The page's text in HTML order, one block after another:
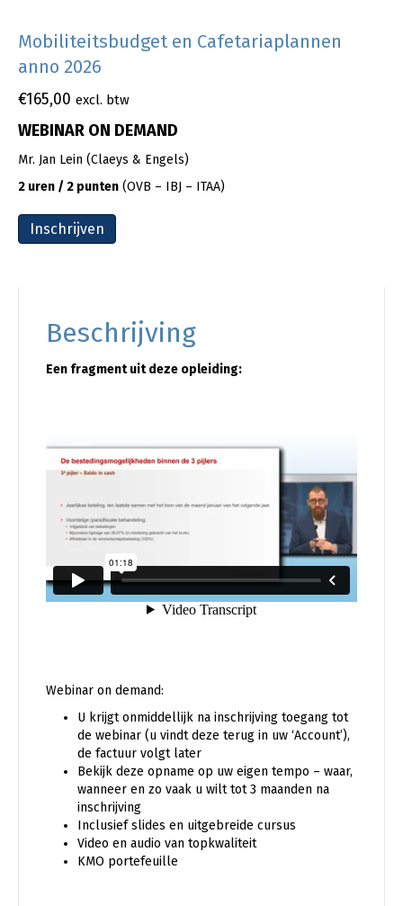
Mobiliteitsbudget en Cafetariaplannen
anno 2026
€165,00 excl. btw
WEBINAR ON DEMAND
Mr. Jan Lein (Claeys & Engels)
2 uren / 2 punten (OVB – IBJ – ITAA)
Inschrijven
Beschrijving
Een fragment uit deze opleiding:
Webinar on demand:
U krijgt onmiddellijk na inschrijving toegang tot
de webinar (u vindt deze terug in uw ‘Account’),
de factuur volgt later
Bekijk deze opname op uw eigen tempo – waar,
wanneer en zo vaak u wilt tot 3 maanden na
inschrijving
Inclusief slides en uitgebreide cursus
Video en audio van topkwaliteit
KMO portefeuille